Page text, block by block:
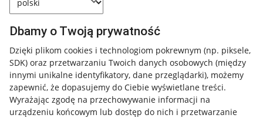
Dbamy o Twoją prywatność
Dzięki plikom cookies i technologiom pokrewnym (np. piksele,
SDK) oraz przetwarzaniu Twoich danych osobowych (między
innymi unikalne identyfikatory, dane przeglądarki), możemy
zapewnić, że dopasujemy do Ciebie wyświetlane treści.
Wyrażając zgodę na przechowywanie informacji na
urządzeniu końcowym lub dostęp do nich i przetwarzanie